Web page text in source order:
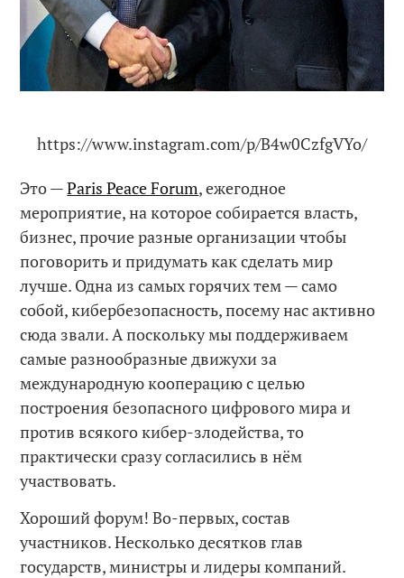
https://www.instagram.com/p/B4w0CzfgVYo/
Это —Paris Peace Forum, ежегодное
мероприятие, на которое собирается власть,
бизнес, прочие разные организации чтобы
поговорить и придумать как сделать мир
лучше. Одна из самых горячих тем — само
собой, кибербезопасность, посему нас активно
сюда звали. А поскольку мы поддерживаем
самые разнообразные движухи за
международную кооперацию с целью
построения безопасного цифрового мира и
против всякого кибер-злодейства, то
практически сразу согласились в нём
участвовать.
Хороший форум! Во-первых, состав
участников. Несколько десятков глав
государств, министры и лидеры компаний.